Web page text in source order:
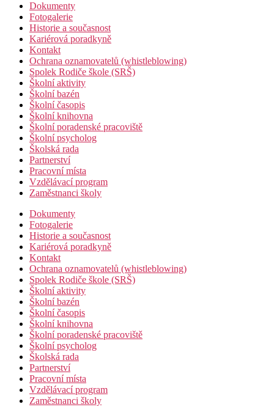
Dokumenty
Fotogalerie
Historie a současnost
Kariérová poradkyně
Kontakt
Ochrana oznamovatelů (whistleblowing)
Spolek Rodiče škole (SRŠ)
Školní aktivity
Školní bazén
Školní časopis
Školní knihovna
Školní poradenské pracoviště
Školní psycholog
Školská rada
Partnerství
Pracovní místa
Vzdělávací program
Zaměstnanci školy
Dokumenty
Fotogalerie
Historie a současnost
Kariérová poradkyně
Kontakt
Ochrana oznamovatelů (whistleblowing)
Spolek Rodiče škole (SRŠ)
Školní aktivity
Školní bazén
Školní časopis
Školní knihovna
Školní poradenské pracoviště
Školní psycholog
Školská rada
Partnerství
Pracovní místa
Vzdělávací program
Zaměstnanci školy